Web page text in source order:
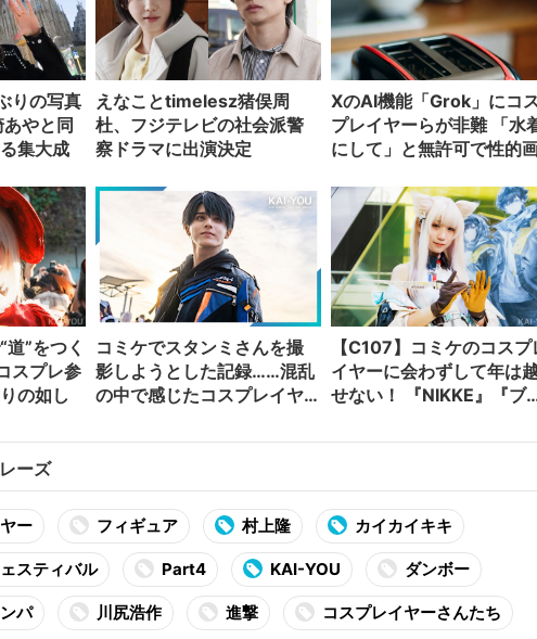
りの写真
やと同
集大成
えなことtimelesz猪俣周
杜、フジテレビの社会派警
察ドラマに出演決定
XのAI機能「Grok」にコ
プレイヤーらが非難 「水
にして」と無許可で性的
”をつく
スプレ参
の如し
コミケでスタンミさんを撮
影しようとした記録……混乱
の中で感じたコスプレイヤ
【C107】コミケのコスプ
イヤーに会わずして年は
せない！ 『NIKKE』『ブ
ーズ
ー フィギュア 村上隆 カイカイキキ
スティバル Part4 KAI-YOU ダンボー
パ 川尻浩作 進撃 コスプレイヤーさんたち